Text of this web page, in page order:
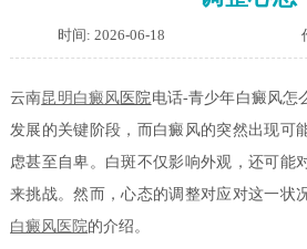
时间: 2026-06-18
云南昆明白癜风 医院电话-青少年白癜风怎
发展的关键阶段，而白癜风的突然出现可
虑甚至自卑。白斑不仅影响外观，还可能
来挑战。然而，心态的调整对应对这一状
白癜风医院的介绍。